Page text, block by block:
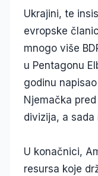
Ukrajini, te
evropske
mnogo više
u Pentagonu
godinu
Njemačka
divizija, a sada
U konačnici,
resursa koje